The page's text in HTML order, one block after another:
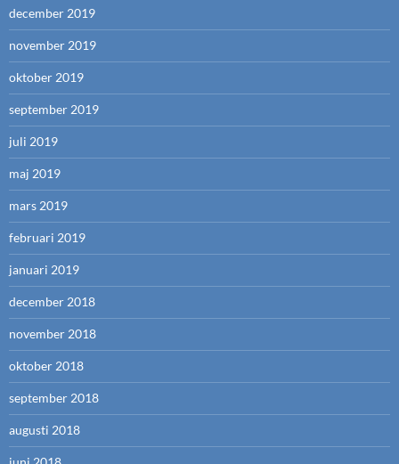
december 2019
november 2019
oktober 2019
september 2019
juli 2019
maj 2019
mars 2019
februari 2019
januari 2019
december 2018
november 2018
oktober 2018
september 2018
augusti 2018